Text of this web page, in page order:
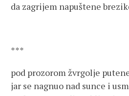
da zagrijem napuštene
***
pod prozorom žvrgolje
jar se nagnuo nad sunce i